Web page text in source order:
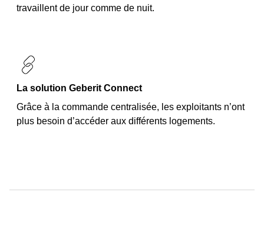
travaillent de jour comme de nuit.
La solution Geberit Connect
Grâce à la commande centralisée, les exploitants n’ont
plus besoin d’accéder aux différents logements.